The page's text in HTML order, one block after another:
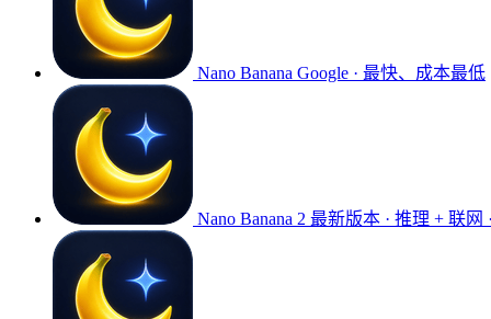
Nano Banana Google · 最快、成本最低
Nano Banana 2 最新版本 · 推理 + 联网